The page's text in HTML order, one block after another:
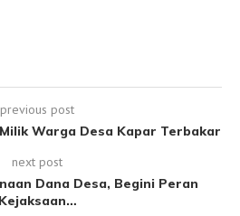
previous post
Warga Desa Kapar Terbakar
next post
Dana Desa, Begini Peran
Kejaksaan…